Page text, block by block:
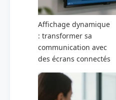
Affichage dynamique
: transformer sa
communication avec
des écrans connectés